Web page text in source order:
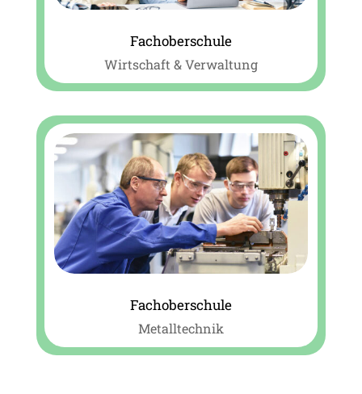
Fachoberschule
Wirtschaft & Verwaltung
Fachoberschule
Metalltechnik